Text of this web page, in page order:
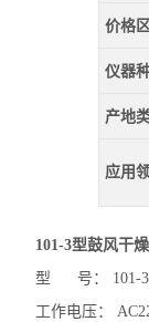
价格
仪器
产地
应用
101-3型鼓风干
型 号： 101-3
工作电压：